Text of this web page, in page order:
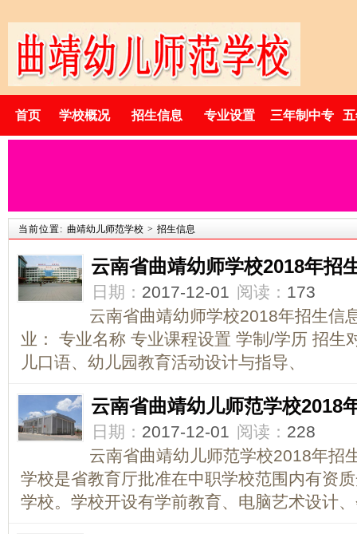
首页 学校概况 招生信息 专业设置 三年制中专
当前位置: 曲靖幼儿师范学校 > 招生信息
云南省曲靖幼师学校2018年招
日期： 2017-12-01 阅读： 173
云南省曲靖幼师学校2018年招生信
业： 专业名称 专业课程设置 学制/学历 招生
儿口语、幼儿园教育活动设计与指导、
云南省曲靖幼儿师范学校2018
日期： 2017-12-01 阅读： 228
云南省曲靖幼儿师范学校2018年招
学校是省教育厅批准在中职学校范围内有资
学校。学校开设有学前教育、电脑艺术设计